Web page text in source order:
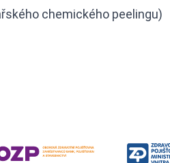
chemického peelingu)